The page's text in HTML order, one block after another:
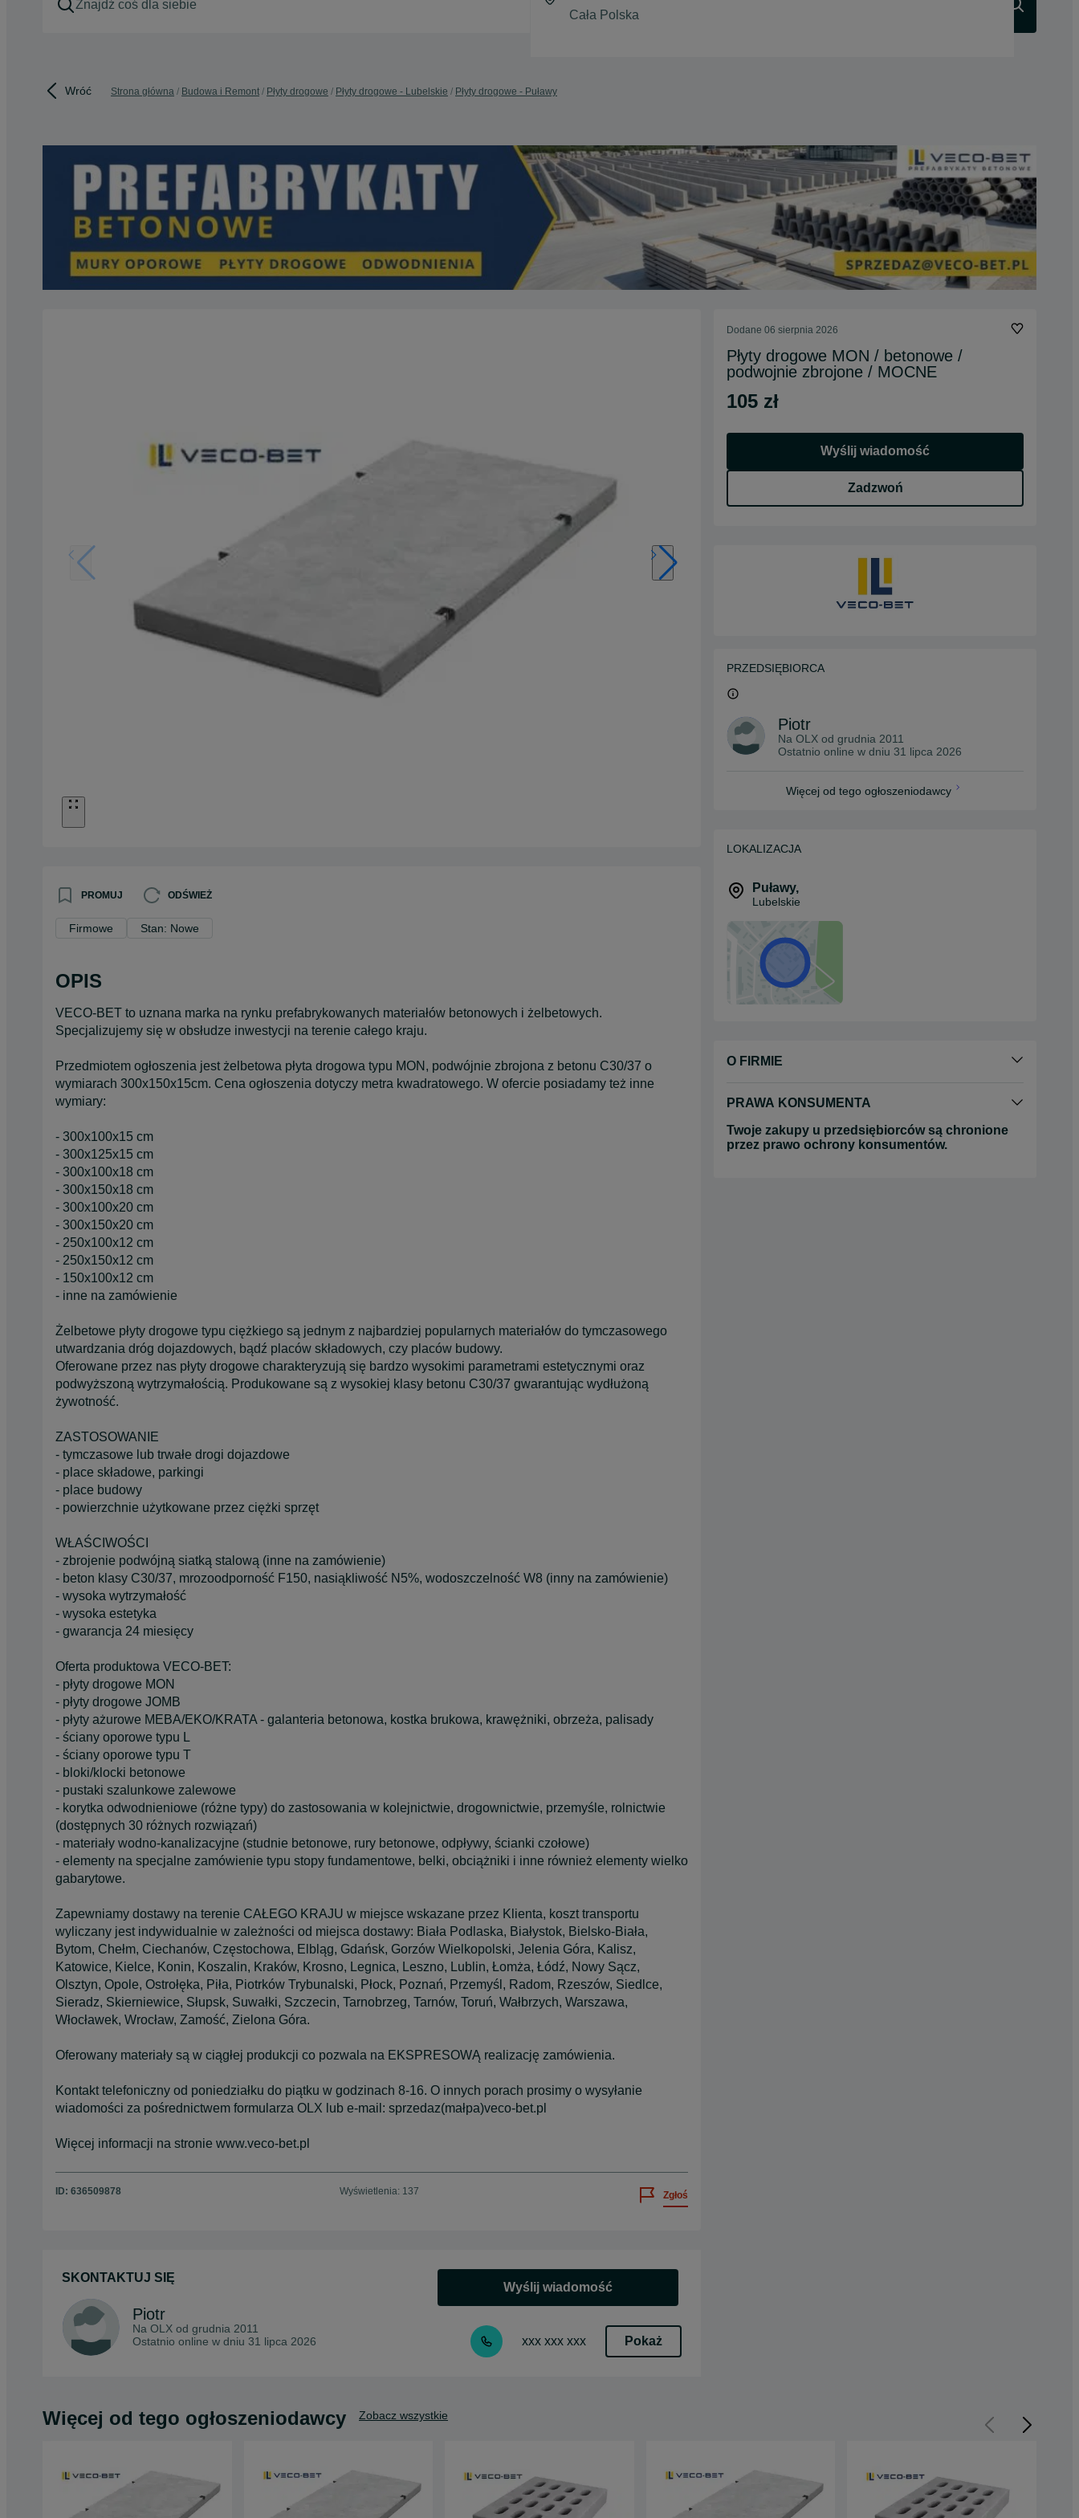
Wróć Strona główna Budowa i Remont Płyty drogowe Płyty drogowe - Lubelskie Płyty drogowe - Puławy
PROMUJ ODŚWIEŻ
Firmowe Stan: Nowe
OPIS
VECO-BET to uznana marka na rynku prefabrykowanych materiałów betonowych i żelbetowych.
Specjalizujemy się w obsłudze inwestycji na terenie całego kraju.
Przedmiotem ogłoszenia jest żelbetowa płyta drogowa typu MON, podwójnie zbrojona z betonu C30/37 o
wymiarach 300x150x15cm. Cena ogłoszenia dotyczy metra kwadratowego. W ofercie posiadamy też inne
wymiary:
- 300x100x15 cm
- 300x125x15 cm
- 300x100x18 cm
- 300x150x18 cm
- 300x100x20 cm
- 300x150x20 cm
- 250x100x12 cm
- 250x150x12 cm
- 150x100x12 cm
- inne na zamówienie
Żelbetowe płyty drogowe typu ciężkiego są jednym z najbardziej popularnych materiałów do tymczasowego
utwardzania dróg dojazdowych, bądź placów składowych, czy placów budowy.
Oferowane przez nas płyty drogowe charakteryzują się bardzo wysokimi parametrami estetycznymi oraz
podwyższoną wytrzymałością. Produkowane są z wysokiej klasy betonu C30/37 gwarantując wydłużoną
żywotność.
ZASTOSOWANIE
- tymczasowe lub trwałe drogi dojazdowe
- place składowe, parkingi
- place budowy
- powierzchnie użytkowane przez ciężki sprzęt
WŁAŚCIWOŚCI
- zbrojenie podwójną siatką stalową (inne na zamówienie)
- beton klasy C30/37, mrozoodporność F150, nasiąkliwość N5%, wodoszczelność W8 (inny na zamówienie)
- wysoka wytrzymałość
- wysoka estetyka
- gwarancja 24 miesięcy
Oferta produktowa VECO-BET:
- płyty drogowe MON
- płyty drogowe JOMB
- płyty ażurowe MEBA/EKO/KRATA - galanteria betonowa, kostka brukowa, krawężniki, obrzeża, palisady
- ściany oporowe typu L
- ściany oporowe typu T
- bloki/klocki betonowe
- pustaki szalunkowe zalewowe
- korytka odwodnieniowe (różne typy) do zastosowania w kolejnictwie, drogownictwie, przemyśle, rolnictwie
(dostępnych 30 różnych rozwiązań)
- materiały wodno-kanalizacyjne (studnie betonowe, rury betonowe, odpływy, ścianki czołowe)
- elementy na specjalne zamówienie typu stopy fundamentowe, belki, obciążniki i inne również elementy wielko
gabarytowe.
Zapewniamy dostawy na terenie CAŁEGO KRAJU w miejsce wskazane przez Klienta, koszt transportu
wyliczany jest indywidualnie w zależności od miejsca dostawy: Biała Podlaska, Białystok, Bielsko-Biała,
Bytom, Chełm, Ciechanów, Częstochowa, Elbląg, Gdańsk, Gorzów Wielkopolski, Jelenia Góra, Kalisz,
Katowice, Kielce, Konin, Koszalin, Kraków, Krosno, Legnica, Leszno, Lublin, Łomża, Łódź, Nowy Sącz,
Olsztyn, Opole, Ostrołęka, Piła, Piotrków Trybunalski, Płock, Poznań, Przemyśl, Radom, Rzeszów, Siedlce,
Sieradz, Skierniewice, Słupsk, Suwałki, Szczecin, Tarnobrzeg, Tarnów, Toruń, Wałbrzych, Warszawa,
Włocławek, Wrocław, Zamość, Zielona Góra.
Oferowany materiały są w ciągłej produkcji co pozwala na EKSPRESOWĄ realizację zamówienia.
Kontakt telefoniczny od poniedziałku do piątku w godzinach 8-16. O innych porach prosimy o wysyłanie
wiadomości za pośrednictwem formularza OLX lub e-mail: sprzedaz(małpa)veco-bet.pl
Więcej informacji na stronie www.veco-bet.pl
ID: 636509878 Wyświetlenia: 137 Zgłoś
SKONTAKTUJ SIĘ
Piotr
Na OLX od grudnia 2011
Ostatnio online w dniu 31 lipca 2026
Wyślij wiadomość
xxx xxx xxx Pokaż
Dodane 06 sierpnia 2026
Płyty drogowe MON / betonowe /
podwojnie zbrojone / MOCNE
105 zł
Wyślij wiadomość
Zadzwoń
PRZEDSIĘBIORCA
Piotr
Na OLX od grudnia 2011
Ostatnio online w dniu 31 lipca 2026
Więcej od tego ogłoszeniodawcy
LOKALIZACJA
Puławy,
Lubelskie
O FIRMIE
PRAWA KONSUMENTA
Twoje zakupy u przedsiębiorców są chronione
przez prawo ochrony konsumentów.
Więcej od tego ogłoszeniodawcy Zobacz wszystkie